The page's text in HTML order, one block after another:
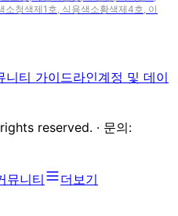
소청색제1호, 식용색소황색제4호, 이
니티 가이드라인계정 및 데이
reserved. · 문의:
뮤니티 더보기